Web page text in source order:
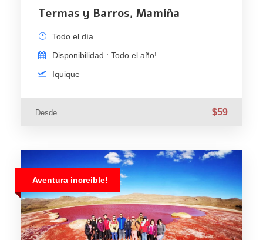
Termas y Barros, Mamiña
Todo el día
Disponibilidad : Todo el año!
Iquique
Desde $59
Aventura increible!